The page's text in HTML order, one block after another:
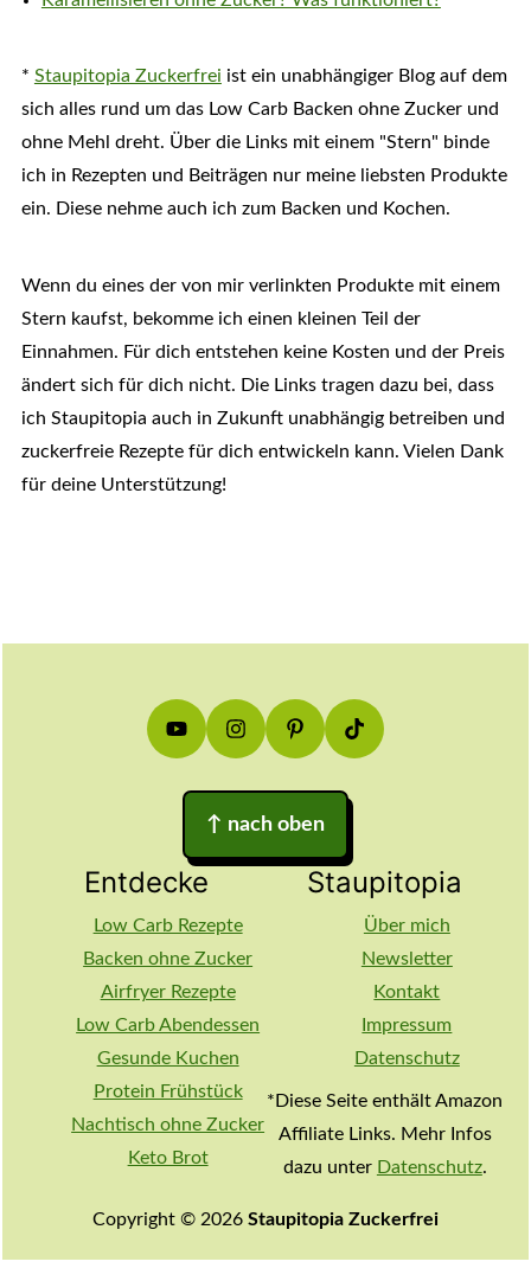
* Staupitopia Zuckerfrei ist ein unabhängiger Blog auf dem
sich alles rund um das Low Carb Backen ohne Zucker und
ohne Mehl dreht. Über die Links mit einem "Stern" binde
ich in Rezepten und Beiträgen nur meine liebsten Produkte
ein. Diese nehme auch ich zum Backen und Kochen.
Wenn du eines der von mir verlinkten Produkte mit einem
Stern kaufst, bekomme ich einen kleinen Teil der
Einnahmen. Für dich entstehen keine Kosten und der Preis
ändert sich für dich nicht. Die Links tragen dazu bei, dass
ich Staupitopia auch in Zukunft unabhängig betreiben und
zuckerfreie Rezepte für dich entwickeln kann. Vielen Dank
für deine Unterstützung!
↑ nach oben
Entdecke
Low Carb Rezepte
Backen ohne Zucker
Airfryer Rezepte
Low Carb Abendessen
Gesunde Kuchen
Protein Frühstück
Nachtisch ohne Zucker
Keto Brot
Staupitopia
Über mich
Newsletter
Kontakt
Impressum
Datenschutz
*Diese Seite enthält Amazon
Affiliate Links. Mehr Infos
dazu unter Datenschutz.
Copyright © 2026 Staupitopia Zuckerfrei